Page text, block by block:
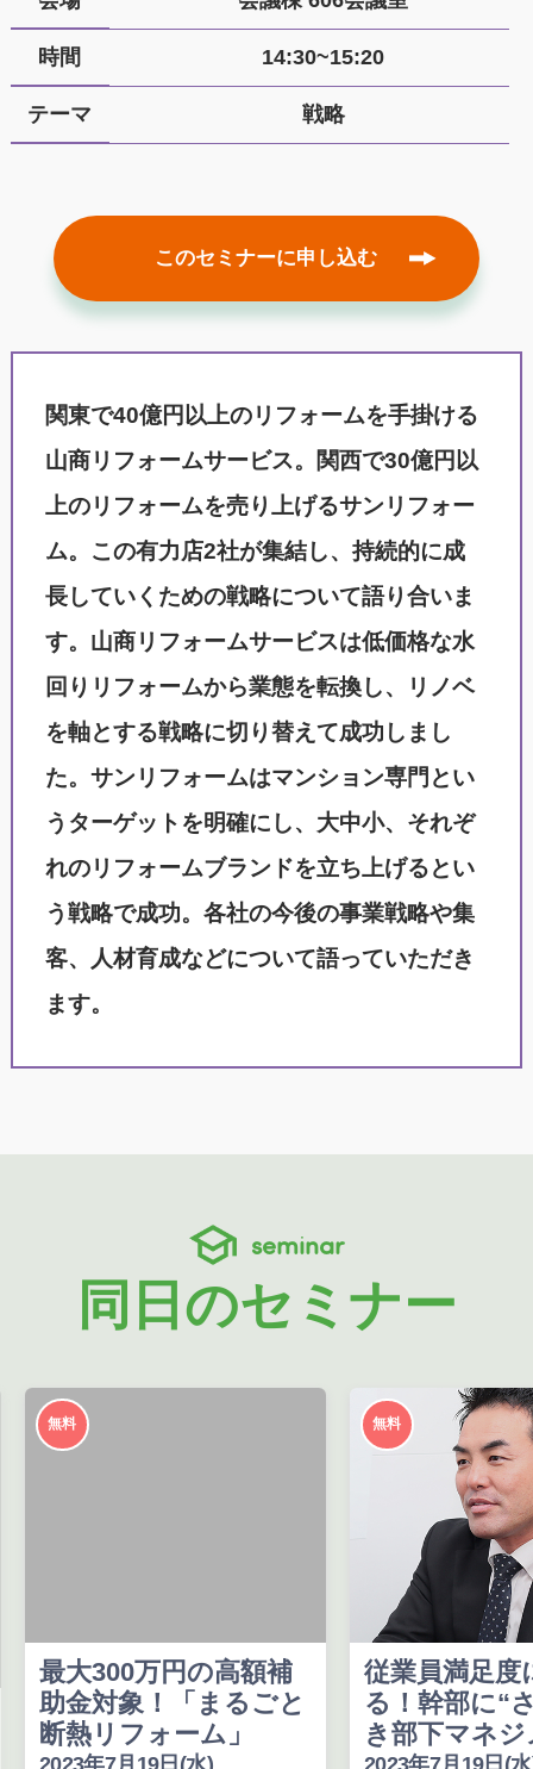
時間 14:30~15:20
テーマ 戦略
このセミナーに申し込む
関東で40億円以上のリフォームを手掛ける
山商リフォームサービス。関西で30億円以
上のリフォームを売り上げるサンリフォー
ム。この有力店2社が集結し、持続的に成
長していくための戦略について語り合いま
す。山商リフォームサービスは低価格な水
回りリフォームから業態を転換し、リノベ
を軸とする戦略に切り替えて成功しまし
た。サンリフォームはマンション専門とい
うターゲットを明確にし、大中小、それぞ
れのリフォームブランドを立ち上げるとい
う戦略で成功。各社の今後の事業戦略や集
客、人材育成などについて語っていただき
ます。
seminar
同日のセミナー
無料
最大300万円の高額補
助金対象！「まるごと
断熱リフォーム」
2023年7月19日(水)
無料
従業員満足度
る！幹部に“
き部下マネ
2023年7月19日(